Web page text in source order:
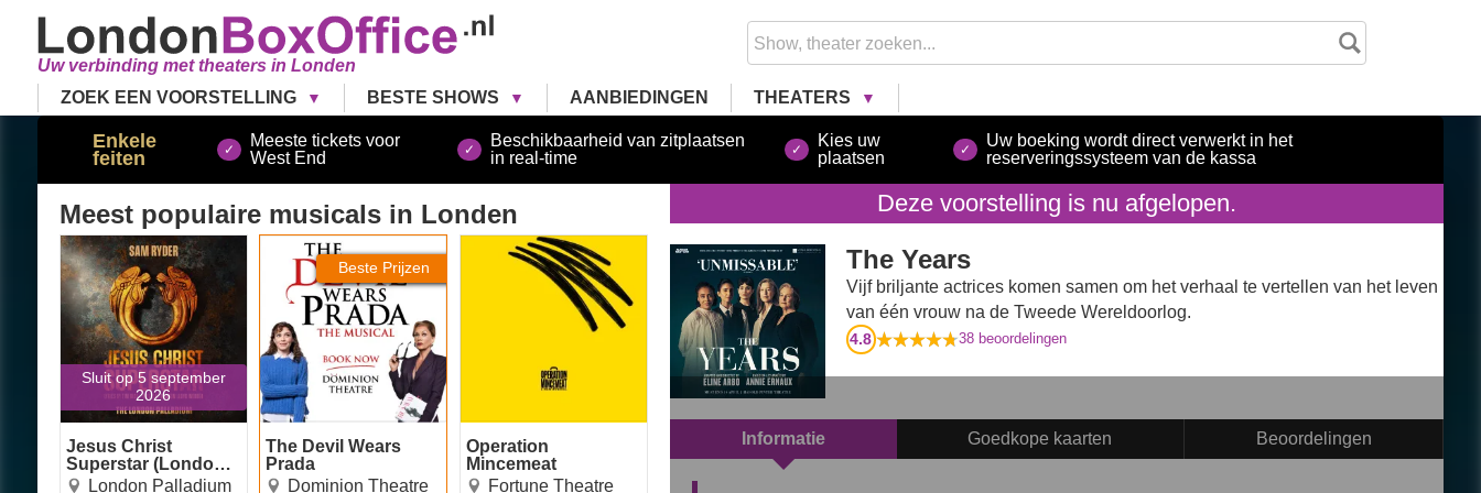
Uw verbinding met theaters in Londen
ZOEK EEN VOORSTELLING
BESTE SHOWS AANBIEDINGEN THEATERS
Enkele
feiten
Meeste tickets voor
West End
Beschikbaarheid van zitplaatsen
in real-time
Kies uw
plaatsen
Uw boeking wordt direct verwerkt in het
reserveringssysteem van de kassa
Deze voorstelling is nu afgelopen.
The Years
Vijf briljante actrices komen samen om het verhaal te vertellen van het leven
van één vrouw na de Tweede Wereldoorlog.
4.8 38beoordelingen
Informatie Goedkope kaarten Beoordelingen
Meest populaire musicalsin Londen
Sluit op 5 september
2026
Jesus Christ
Superstar (London
Palladium)
London Palladium
Jesus Christ Superstar
(London Palladium)
Beste Prijzen
The Devil Wears
Prada
Dominion Theatre
The Devil Wears Prada
Operation
Mincemeat
Fortune Theatre
Operation Mincemeat